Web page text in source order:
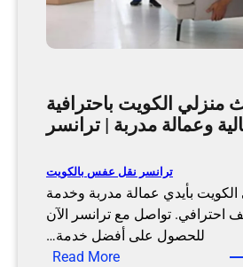
ا
ل
ي
ت
ع
منزلي الكويت باحترافية
وعمالة مدربة | ترانسر
ترانسر نقل عفس بالكويت
الكويت بأيدي عمالة مدربة وخدمة
احترافي. تواصل مع ترانسر الآن
للحصول على أفضل خدمة…
Read More
: